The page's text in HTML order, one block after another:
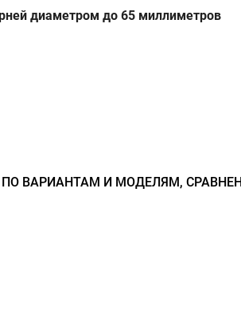
диаметром до 65 миллиметров
ВАРИАНТАМ И МОДЕЛЯМ,